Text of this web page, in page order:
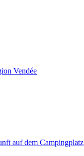
Vendée
auf dem Campingplatz